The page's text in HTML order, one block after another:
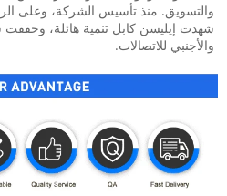
والأجنبي للاتصالات.